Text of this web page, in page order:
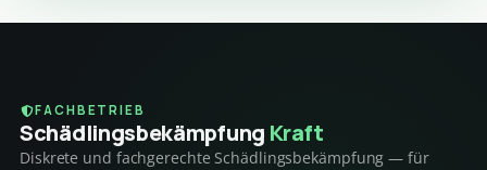
FACHBETRIEB
Schädlings­bekämpfung Kraft
Diskrete und fachgerechte Schädlingsbekämpfung — für